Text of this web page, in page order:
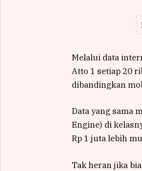
Melalui data
Atto 1 setiap 20
dibandingkan
Data yang sama
Engine) di
Rp 1 juta lebih
Tak heran jika